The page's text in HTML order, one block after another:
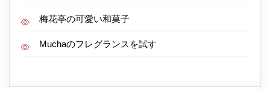
梅花亭の可愛い和菓子
Muchaのフレグランスを試す